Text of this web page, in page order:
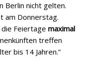
Berlin nicht gelten.
am Donnerstag.
die Feiertagemaximal
treffen
bis 14 Jahren.”